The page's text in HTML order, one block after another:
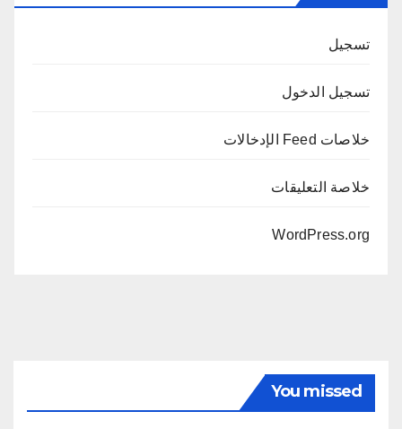
تسجيل
تسجيل الدخول
خلاصات Feed الإدخالات
خلاصة التعليقات
WordPress.org
You missed